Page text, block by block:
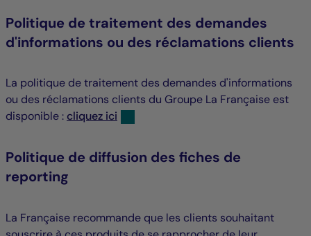
Politique de traitement des demandes
d'informations ou des réclamations clients
La politique de traitement des demandes d'informations
ou des réclamations clients du Groupe La Française est
disponible : cliquez ici
Politique de diffusion des fiches de
reporting
La Française recommande que les clients souhaitant